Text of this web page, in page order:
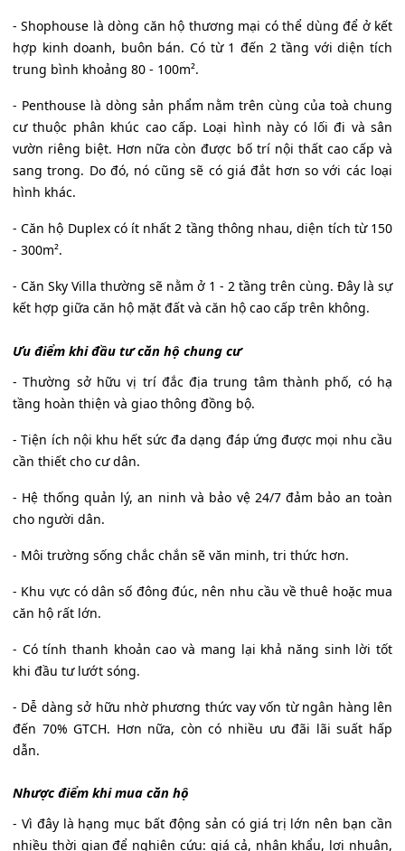
- Shophouse là dòng căn hộ thương mại có thể dùng để ở kết
hợp kinh doanh, buôn bán. Có từ 1 đến 2 tầng với diện tích
trung bình khoảng 80 - 100m².
- Penthouse là dòng sản phẩm nằm trên cùng của toà chung
cư thuộc phân khúc cao cấp. Loại hình này có lối đi và sân
vườn riêng biệt. Hơn nữa còn được bố trí nội thất cao cấp và
sang trong. Do đó, nó cũng sẽ có giá đắt hơn so với các loại
hình khác.
- Căn hộ Duplex có ít nhất 2 tầng thông nhau, diện tích từ 150
- 300m².
- Căn Sky Villa thường sẽ nằm ở 1 - 2 tầng trên cùng. Đây là sự
kết hợp giữa căn hộ mặt đất và căn hộ cao cấp trên không.
Ưu điểm khi đầu tư căn hộ chung cư
- Thường sở hữu vị trí đắc địa trung tâm thành phố, có hạ
tầng hoàn thiện và giao thông đồng bộ.
- Tiện ích nội khu hết sức đa dạng đáp ứng được mọi nhu cầu
cần thiết cho cư dân.
- Hệ thống quản lý, an ninh và bảo vệ 24/7 đảm bảo an toàn
cho người dân.
- Môi trường sống chắc chắn sẽ văn minh, tri thức hơn.
- Khu vực có dân số đông đúc, nên nhu cầu về thuê hoặc mua
căn hộ rất lớn.
- Có tính thanh khoản cao và mang lại khả năng sinh lời tốt
khi đầu tư lướt sóng.
- Dễ dàng sở hữu nhờ phương thức vay vốn từ ngân hàng lên
đến 70% GTCH. Hơn nữa, còn có nhiều ưu đãi lãi suất hấp
dẫn.
Nhược điểm khi mua căn hộ
- Vì đây là hạng mục bất động sản có giá trị lớn nên bạn cần
nhiều thời gian để nghiên cứu: giá cả, nhân khẩu, lợi nhuận,